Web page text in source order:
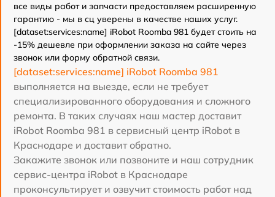
все виды работ и запчасти предоставляем расширенную
гарантию - мы в сц уверены в качестве наших услуг.
[dataset:services:name] iRobot Roomba 981 будет стоить на
-15% дешевле при оформлении заказа на сайте через
звонок или форму обратной связи.
[dataset:services:name] iRobot Roomba 981
выполняется на выезде, если не требует
специализированного оборудования и сложного
ремонта. В таких случаях наш мастер доставит
iRobot Roomba 981 в сервисный центр iRobot в
Краснодаре и доставит обратно.
Закажите звонок или позвоните и наш сотрудник
сервис-центра iRobot в Краснодаре
проконсультирует и озвучит стоимость работ над